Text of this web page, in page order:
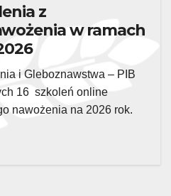
z
w ramach
i Gleboznawstwa – PIB
16 szkoleń online
nawożenia na 2026 rok.